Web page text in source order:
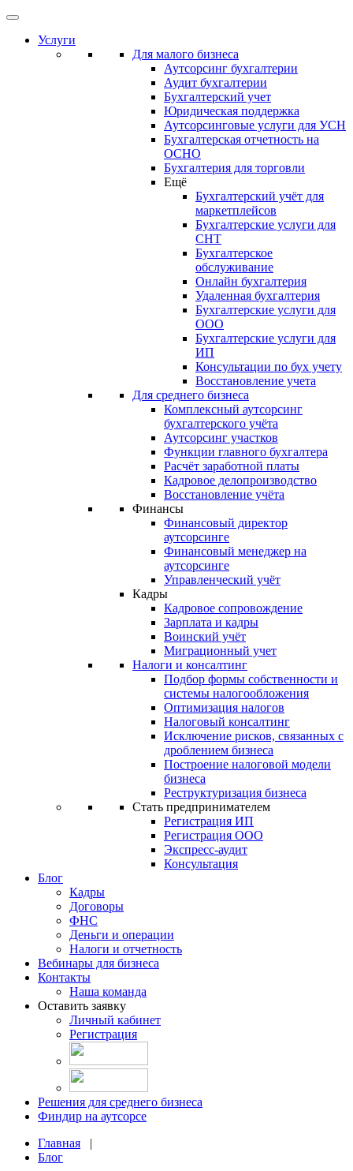
Услуги
Для малого бизнеса
Аутсорсинг бухгалтерии
Аудит бухгалтерии
Бухгалтерский учет
Юридическая поддержка
Аутсорсинговые услуги для УСН
Бухгалтерская отчетность на
ОСНО
Бухгалтерия для торговли
Ещё
Бухгалтерский учёт для
маркетплейсов
Бухгалтерские услуги для
СНТ
Бухгалтерское
обслуживание
Онлайн бухгалтерия
Удаленная бухгалтерия
Бухгалтерские услуги для
ООО
Бухгалтерские услуги для
ИП
Консультации по бух учету
Восстановление учета
Для среднего бизнеса
Комплексный аутсорсинг
бухгалтерского учёта
Аутсорсинг участков
Функции главного бухгалтера
Расчёт заработной платы
Кадровое делопроизводство
Восстановление учёта
Финансы
Финансовый директор
аутсорсинге
Финансовый менеджер на
аутсорсинге
Управленческий учёт
Кадры
Кадровое сопровождение
Зарплата и кадры
Воинский учёт
Миграционный учет
Налоги и консалтинг
Подбор формы собственности и
системы налогообложения
Оптимизация налогов
Налоговый консалтинг
Исключение рисков, связанных с
дроблением бизнеса
Построение налоговой модели
бизнеса
Реструктуризация бизнеса
Стать предпринимателем
Регистрация ИП
Регистрация ООО
Экспресс-аудит
Консультация
Блог
Кадры
Договоры
ФНС
Деньги и операции
Налоги и отчетность
Вебинары для бизнеса
Контакты
Наша команда
Оставить заявку
Личный кабинет
Регистрация
Решения для среднего бизнеса
Финдир на аутсорсе
Главная |
Блог